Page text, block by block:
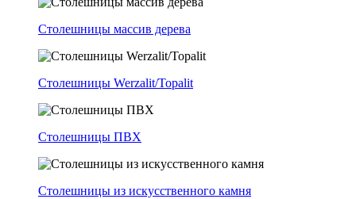
Столешницы массив дерева
Столешницы Werzalit/Topalit
Столешницы ПВХ
Столешницы из искусственного камня